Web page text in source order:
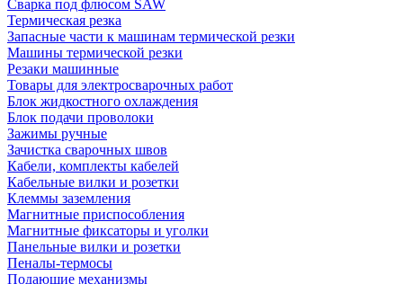
Сварка под флюсом SAW
Термическая резка
Запасные части к машинам термической резки
Машины термической резки
Резаки машинные
Товары для электросварочных работ
Блок жидкостного охлаждения
Блок подачи проволоки
Зажимы ручные
Зачистка сварочных швов
Кабели, комплекты кабелей
Кабельные вилки и розетки
Клеммы заземления
Магнитные приспособления
Магнитные фиксаторы и уголки
Панельные вилки и розетки
Пеналы-термосы
Подающие механизмы